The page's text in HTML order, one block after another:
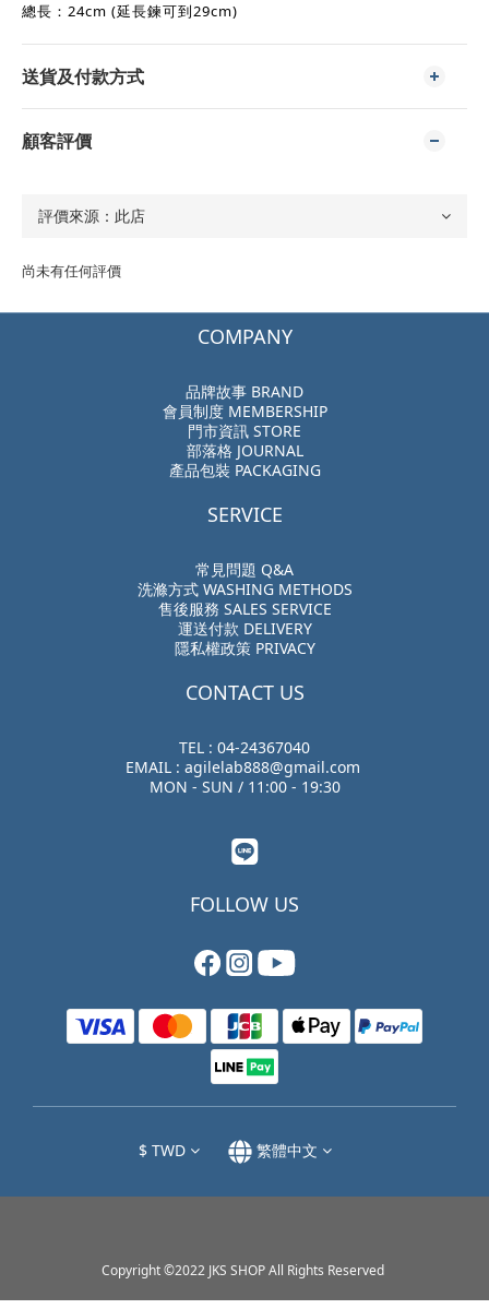
總長 ：24cm (延長鍊可到29cm)
送貨及付款方式
顧客評價
尚未有任何評價
COMPANY
品牌故事 BRAND
會員制度 MEMBERSHIP
門市資訊 STORE
部落格 JOURNAL
產品包裝 PACKAGING
SERVICE
常見問題 Q&A
洗滌方式 WASHING METHODS
售後服務 SALES SERVICE
運送付款 DELIVERY
隱私權政策 PRIVACY
CONTACT US
TEL : 04-24367040
EMAIL : agilelab888@gmail.com
MON - SUN / 11:00 - 19:30
FOLLOW US
$ TWD 繁體中文
Copyright ©2022 JKS SHOP All Rights Reserved